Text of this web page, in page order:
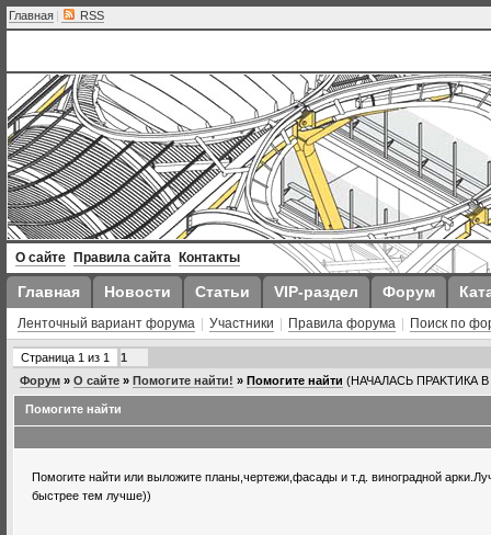
Главная | RSS
О сайте Правила сайта Контакты
Главная Новости Статьи VIP-раздел Форум
Ленточный вариант форума Участники Правила форума Поиск по
Страница 1 из 1
1
Форум » О сайте » Помогите найти! » Помогите найти (НАЧАЛАСЬ ПРАKТИКА
Помогите найти
Помогите найти или выложите планы,чертежи,фасады и т.д. виноградной
быстрее тем лучше))